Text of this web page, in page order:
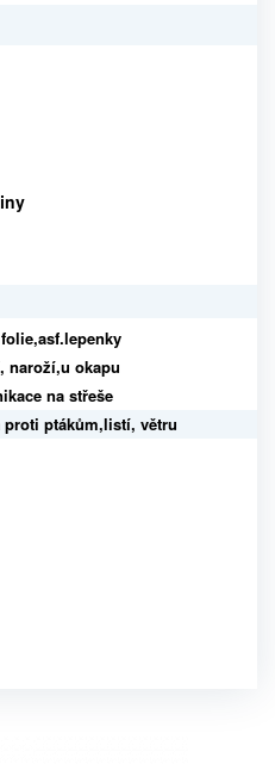
naroží,u okapu
na střeše
proti ptákům,listí, větru